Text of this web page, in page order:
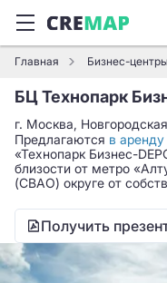
Главная Бизнес-центры
БЦ Технопарк
г. Москва,
Предлагаются в
«Технопарк Бизнес-
близости от метро
(СВАО) округе от
Получить